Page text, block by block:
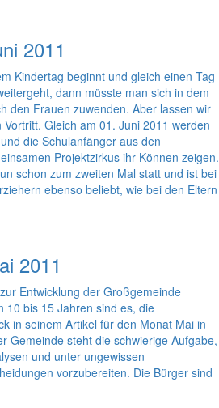
2011
Kindertag beginnt und gleich einen Tag
dann müsste man sich in dem
den Frauen zuwenden. Aber lassen wir
Gleich am 01. Juni 2011 werden
die Schulanfänger aus den
Projektzirkus ihr Können zeigen.
schon zum zweiten Mal statt und ist bei
ebenso beliebt, wie bei den Eltern
2011
Entwicklung der Großgemeinde
10 bis 15 Jahren sind es, die
in seinem Artikel für den Monat Mai in
Gemeinde steht die schwierige Aufgabe,
und unter ungewissen
vorzubereiten. Die Bürger sind